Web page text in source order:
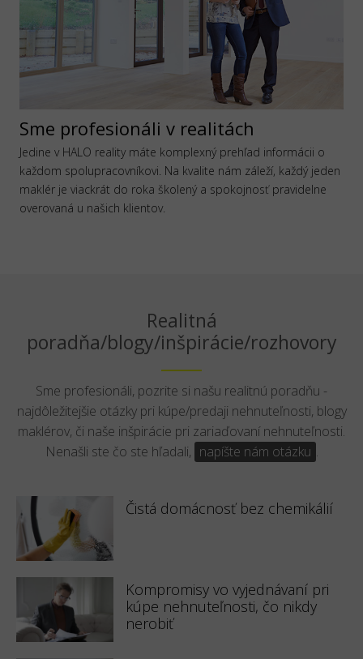
Sme profesionáli v realitách
Jedine v HALO reality máte komplexný prehľad informácii o
každom spolupracovníkovi. Na kvalite nám záleží, každý jeden
maklér je viackrát do roka školený a spokojnosť pravidelne
overovaná u našich klientov.
Realitná
poradňa/blogy/inšpirácie/rozhovory
Sme profesionáli, pozrite si našu realitnú poradňu -
najdôležitejšie otázky pri kúpe/predaji nehnuteľnosti, blogy
maklérov, či naše inšpirácie pri zariaďovaní nehnuteľnosti.
Nenašli ste čo ste hľadali, napíšte nám otázku .
Čistá domácnosť bez chemikálií
Kompromisy vo vyjednávaní pri
kúpe nehnuteľnosti, čo nikdy
nerobiť